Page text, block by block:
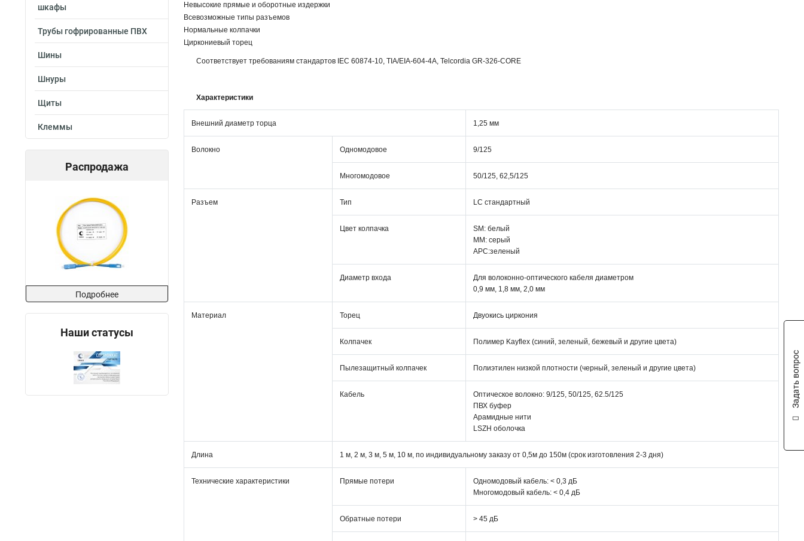
шкафы
Трубы гофрированные ПВХ
Шины
Шнуры
Щиты
Клеммы
Распродажа
Подробнее
Наши статусы
Невысокие прямые и оборотные издержки
Всевозможные типы разъемов
Нормальные колпачки
Циркониевый торец
Соответствует требованиям стандартов IEC 60874-10, TIA/EIA-604-4A, Telcordia GR-326-CORE
Характеристики
Внешний диаметр торца 1,25 мм
Волокно Одномодовое 9/125
Многомодовое 50/125, 62,5/125
Разъем Тип LC стандартный
Цвет колпачка
SM: белый
MM: серый
APC:зеленый
Диаметр входа
Для волоконно-оптического кабеля диаметром
0,9 мм, 1,8 мм, 2,0 мм
Материал Торец Двуокись циркония
Колпачек Полимер Kayflex (синий, зеленый, бежевый и другие цвета)
Пылезащитный колпачек Полиэтилен низкой плотности (черный, зеленый и другие цвета)
Кабель
Оптическое волокно: 9/125, 50/125, 62.5/125
ПВХ буфер
Арамидные нити
LSZH оболочка
Длина 1 м, 2 м, 3 м, 5 м, 10 м, по индивидуальному заказу от 0,5м до 150м (срок изготовления 2-3 дня)
Технические характеристики Прямые потери
Одномодовый кабель: < 0,3 дБ
Многомодовый кабель: < 0,4 дБ
Обратные потери > 45 дБ
Задать вопрос